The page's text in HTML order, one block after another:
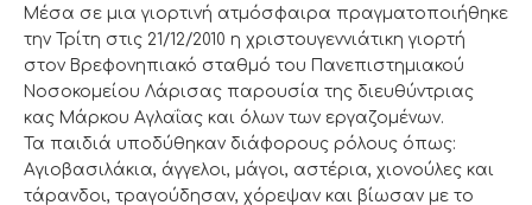
Μέσα σε μια γιορτινή ατμόσφαιρα πραγματοποιήθηκε
την Τρίτη στις 21/12/2010 η χριστουγεννιάτικη γιορτή
στον Βρεφονηπιακό σταθμό του Πανεπιστημιακού
Νοσοκομείου Λάρισας παρουσία της διευθύντριας
κας Μάρκου Αγλαΐας και όλων των εργαζομένων.
Τα παιδιά υποδύθηκαν διάφορους ρόλους όπως:
Αγιοβασιλάκια, άγγελοι, μάγοι, αστέρια, χιονούλες και
τάρανδοι, τραγούδησαν, χόρεψαν και βίωσαν με το